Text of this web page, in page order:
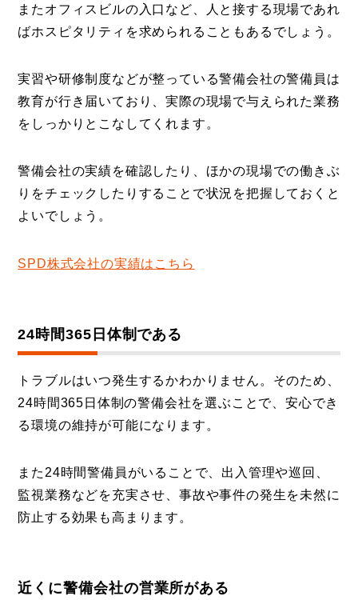
またオフィスビルの入口など、人と接する現場であれ
ばホスピタリティを求められることもあるでしょう。
実習や研修制度などが整っている警備会社の警備員は
教育が行き届いており、実際の現場で与えられた業務
をしっかりとこなしてくれます。
警備会社の実績を確認したり、ほかの現場での働きぶ
りをチェックしたりすることで状況を把握しておくと
よいでしょう。
SPD株式会社の実績はこちら
24時間365日体制である
トラブルはいつ発生するかわかりません。そのため、
24時間365日体制の警備会社を選ぶことで、安心でき
る環境の維持が可能になります。
また24時間警備員がいることで、出入管理や巡回、
監視業務などを充実させ、事故や事件の発生を未然に
防止する効果も高まります。
近くに警備会社の営業所がある